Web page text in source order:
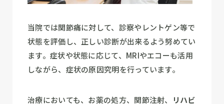
当院では関節痛に対して、診察やレントゲン等で
状態を評価し、正しい診断が出来るよう努めてい
ます。症状や状態に応じて、MRIやエコーも活用
しながら、症状の原因究明を行っています。
治療においても、お薬の処方、関節注射、
リハビ